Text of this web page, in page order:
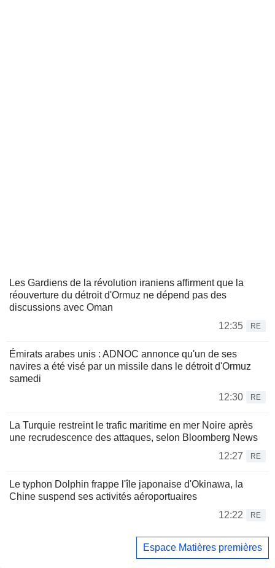
Les Gardiens de la révolution iraniens affirment que la
réouverture du détroit d'Ormuz ne dépend pas des
discussions avec Oman
12:35
RE
Émirats arabes unis : ADNOC annonce qu'un de ses
navires a été visé par un missile dans le détroit d'Ormuz
samedi
12:30
RE
La Turquie restreint le trafic maritime en mer Noire après
une recrudescence des attaques, selon Bloomberg News
12:27
RE
Le typhon Dolphin frappe l'île japonaise d'Okinawa, la
Chine suspend ses activités aéroportuaires
12:22
RE
Espace Matières premières